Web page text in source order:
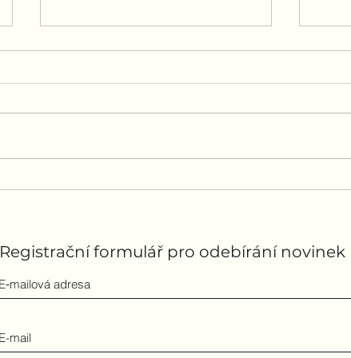
Jak dodržet předsevzetí
Známe to asi všichni, prvního
centra a jejich...
Registrační formulář pro odebírání novinek